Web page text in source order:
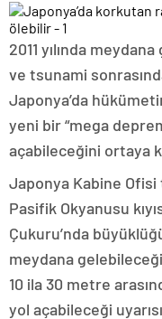
2011 yılında
ve tsunami
Japonya’da
yeni bir “mega
açabileceğini ortaya
Japonya Kabine Ofisi
Pasifik Okyanusu
Çukuru’nda
meydana
10 ila 30 metre
yol açabileceği